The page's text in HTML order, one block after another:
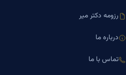
رزومه دکتر میر
درباره ما
تماس با ما